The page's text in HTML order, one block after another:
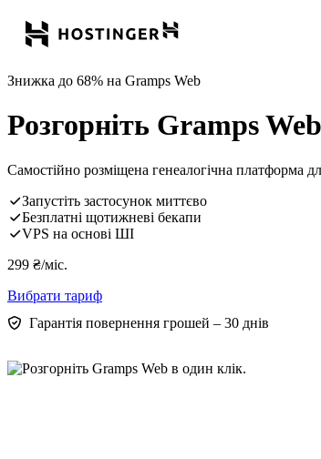
Знижка до 68% на Gramps Web
Розгорніть Gramps
Самостійно розміщена генеалогічна платформа
Запустіть застосунок миттєво
Безплатні щотижневі бекапи
VPS на основі ШІ
299 ₴/міс.
Вибрати тариф
Гарантія повернення грошей – 30 днів